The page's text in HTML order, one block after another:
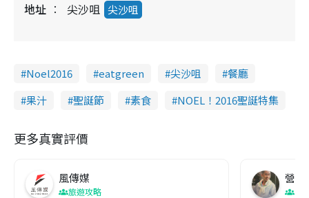
地址 尖沙咀 尖沙咀
Noel2016 eatgreen 尖沙咀
餐廳
果汁
聖誕節 素食 NOEL！2016聖誕特集
更多真實評價
風傳媒
旅遊攻略
營養